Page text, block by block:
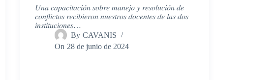
𝑈𝑛𝑎 𝑐𝑎𝑝𝑎𝑐𝑖𝑡𝑎𝑐𝑖𝑜́𝑛 𝑠𝑜𝑏𝑟𝑒 𝑚𝑎𝑛𝑒𝑗𝑜 𝑦 𝑟𝑒𝑠𝑜𝑙𝑢𝑐𝑖𝑜́𝑛 𝑑𝑒
𝑐𝑜𝑛𝑓𝑙𝑖𝑐𝑡𝑜𝑠 𝑟𝑒𝑐𝑖𝑏𝑖𝑒𝑟𝑜𝑛 𝑛𝑢𝑒𝑠𝑡𝑟𝑜𝑠 𝑑𝑜𝑐𝑒𝑛𝑡𝑒𝑠 𝑑𝑒 𝑙𝑎𝑠 𝑑𝑜𝑠
𝑖𝑛𝑠𝑡𝑖𝑡𝑢𝑐𝑖𝑜𝑛𝑒𝑠…
By CAVANIS
On 28 de junio de 2024